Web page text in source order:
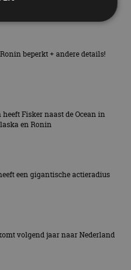
beperkt + andere details!
heeft Fisker naast de Ocean in
en Ronin
een gigantische actieradius
volgend jaar naar Nederland
de
mogelijk, zoals
De
gebruikt zonder de
gebruikt
te